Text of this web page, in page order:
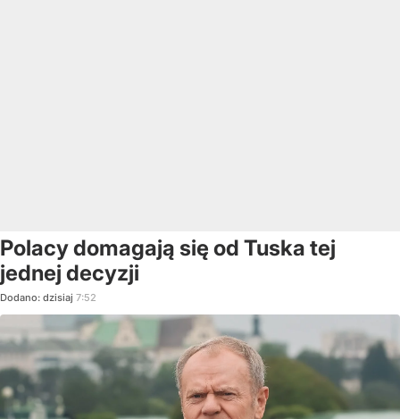
Polacy domagają się od Tuska tej
jednej decyzji
Dodano: dzisiaj 7:52